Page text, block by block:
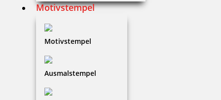
Motivstempel
Motivstempel
Ausmalstempel
Holzstempel Exlibris Motiv 07
15,80 €